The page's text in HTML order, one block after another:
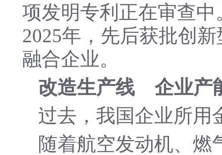
项发明专利正在审查
2025年，先后获批创
融合企业。
改造生产线 企业产
过去，我国企业所用
随着航空发动机、燃